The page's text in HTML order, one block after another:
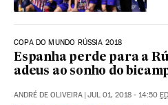
COPA DO MUNDO RÚSSIA 2018
Espanha perde para a
adeus ao sonho do
ANDRÉ DE OLIVEIRA JUL 01, 2018 - 14:50